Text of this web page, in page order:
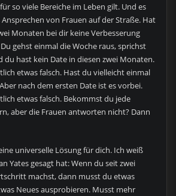
so viele Bereiche im Leben gilt. Und es
von Frauen auf der Straße. Hat
Monaten bei dir keine Verbesserung
gehst einmal die Woche raus, sprichst
du hast kein Date in diesen zwei Monaten.
etwas falsch. Hast du vielleicht einmal
nach dem ersten Date ist es vorbei.
etwas falsch. Bekommst du jede
aber die Frauen antworten nicht? Dann
universelle Lösung für dich. Ich weiß
Yates gesagt hat: Wenn du seit zwei
machst, dann musst du etwas
Neues ausprobieren. Musst mehr